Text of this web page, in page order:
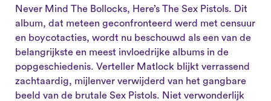
Never Mind The Bollocks, Here’s The Sex Pistols. Dit
album, dat meteen geconfronteerd werd met censuur
en boycotacties, wordt nu beschouwd als een van de
belangrijkste en meest invloedrijke albums in de
popgeschiedenis. Verteller Matlock blijkt verrassend
zachtaardig, mijlenver verwijderd van het gangbare
beeld van de brutale Sex Pistols. Niet verwonderlijk